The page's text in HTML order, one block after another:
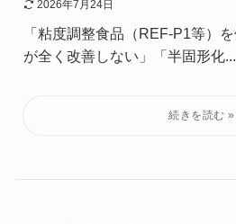
2026年7月24日
「粘度調整食品（REF-P1等）
が全く改善しない」「半固形化...